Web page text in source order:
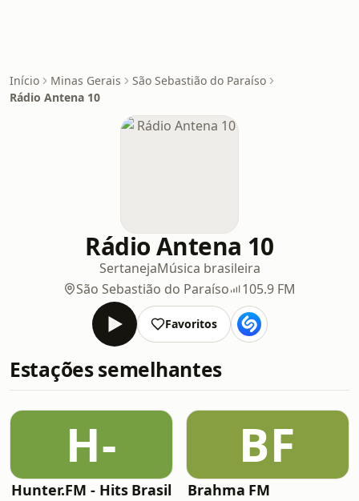
Início Minas Gerais
São Sebastião do Paraíso
Rádio Antena 10
Rádio Antena 10
SertanejaMúsica brasileira
São Sebastião do Paraíso
105.9 FM
Favoritos
Estações semelhantes
H-
Hunter.FM - Hits Brasil
BF
Brahma FM